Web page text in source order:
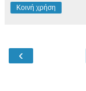
Κοινή χρήση
‹